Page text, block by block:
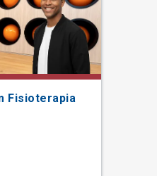
Fisioterapia